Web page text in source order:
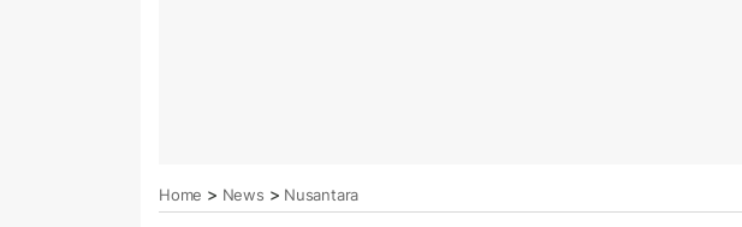
Home > News > Nusantara